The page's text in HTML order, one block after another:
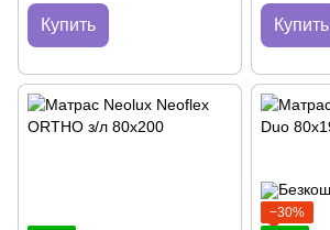
Купить Купить
−30%